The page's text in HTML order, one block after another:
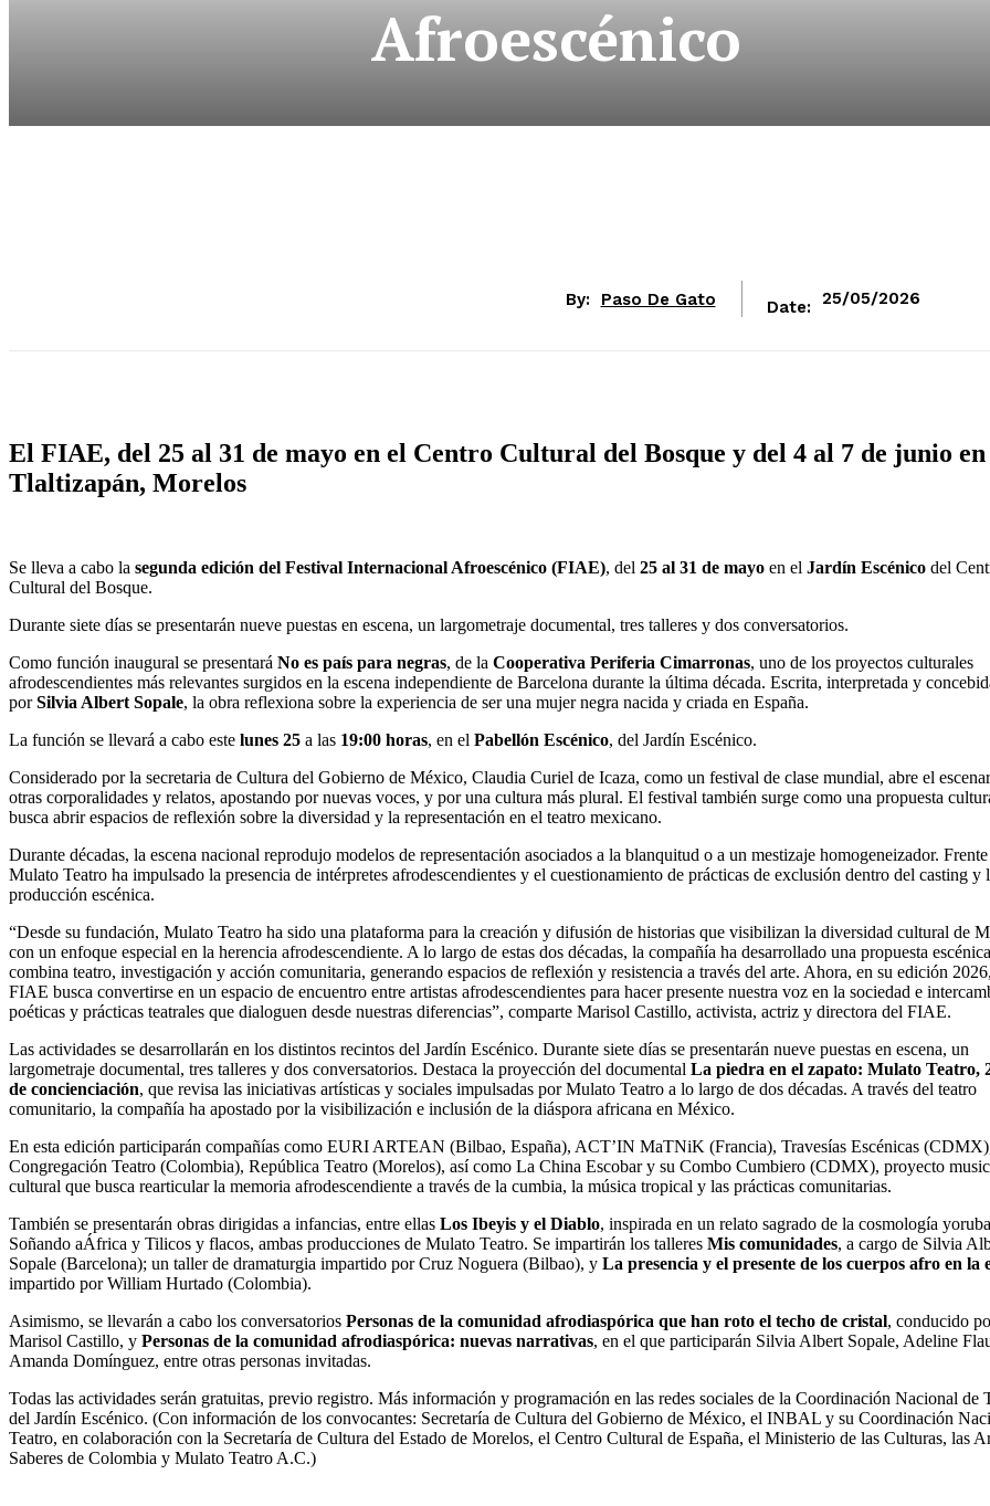
Afroescénico
By: Paso De Gato Date: 25/05/2026
El FIAE, del 25 al 31 de mayo en el Centro Cultural del Bosque y del 4 al 7 de junio en
Tlaltizapán, Morelos
Se lleva a cabo la segunda edición del Festival Internacional Afroescénico (FIAE), del 25 al 31 de mayo en el Jardín Escénico del
Cultural del Bosque.
Durante siete días se presentarán nueve puestas en escena, un largometraje documental, tres talleres y dos conversatorios.
Como función inaugural se presentará No es país para negras, de la Cooperativa Periferia Cimarronas, uno de los proyectos culturales
afrodescendientes más relevantes surgidos en la escena independiente de Barcelona durante la última década. Escrita, interpretada y
porSilvia Albert Sopale, la obra reflexiona sobre la experiencia de ser una mujer negra nacida y criada en España.
La función se llevará a cabo este lunes 25 a las 19:00 horas, en el Pabellón Escénico, del Jardín Escénico.
Considerado por la secretaria de Cultura del Gobierno de México, Claudia Curiel de Icaza, como un festival de clase mundial, abre el
otras corporalidades y relatos, apostando por nuevas voces, y por una cultura más plural. El festival también surge como una propuesta
busca abrir espacios de reflexión sobre la diversidad y la representación en el teatro mexicano.
Durante décadas, la escena nacional reprodujo modelos de representación asociados a la blanquitud o a un mestizaje homogeneizador.
Mulato Teatro ha impulsado la presencia de intérpretes afrodescendientes y el cuestionamiento de prácticas de exclusión dentro del casting y
producción escénica.
“Desde su fundación, Mulato Teatro ha sido una plataforma para la creación y difusión de historias que visibilizan la diversidad cultural de
con un enfoque especial en la herencia afrodescendiente. A lo largo de estas dos décadas, la compañía ha desarrollado una propuesta
combina teatro, investigación y acción comunitaria, generando espacios de reflexión y resistencia a través del arte. Ahora, en su edición
FIAE busca convertirse en un espacio de encuentro entre artistas afrodescendientes para hacer presente nuestra voz en la sociedad e
poéticas y prácticas teatrales que dialoguen desde nuestras diferencias”, comparte Marisol Castillo, activista, actriz y directora del FIAE.
Las actividades se desarrollarán en los distintos recintos del Jardín Escénico. Durante siete días se presentarán nueve puestas en escena, un
largometraje documental, tres talleres y dos conversatorios. Destaca la proyección del documental La piedra en el zapato: Mulato Teatro,
de concienciación, que revisa las iniciativas artísticas y sociales impulsadas por Mulato Teatro a lo largo de dos décadas. A través del teatro
comunitario, la compañía ha apostado por la visibilización e inclusión de la diáspora africana en México.
En esta edición participarán compañías como EURI ARTEAN (Bilbao, España), ACT’IN MaTNiK (Francia), Travesías Escénicas
Congregación Teatro (Colombia), República Teatro (Morelos), así como La China Escobar y su Combo Cumbiero (CDMX), proyecto
cultural que busca rearticular la memoria afrodescendiente a través de la cumbia, la música tropical y las prácticas comunitarias.
También se presentarán obras dirigidas a infancias, entre ellas Los Ibeyis y el Diablo, inspirada en un relato sagrado de la cosmología
Soñando aÁfrica y Tilicos y flacos, ambas producciones de Mulato Teatro. Se impartirán los talleres Mis comunidades, a cargo de Silvia
Sopale (Barcelona); un taller de dramaturgia impartido por Cruz Noguera (Bilbao), y La presencia y el presente de los cuerpos afro en la
impartido por William Hurtado (Colombia).
Asimismo, se llevarán a cabo los conversatorios Personas de la comunidad afrodiaspórica que han roto el techo de cristal, conducido
Marisol Castillo, y Personas de la comunidad afrodiaspórica: nuevas narrativas, en el que participarán Silvia Albert Sopale, Adeline
Amanda Domínguez, entre otras personas invitadas.
Todas las actividades serán gratuitas, previo registro. Más información y programación en las redes sociales de la Coordinación Nacional de
del Jardín Escénico. (Con información de los convocantes: Secretaría de Cultura del Gobierno de México, el INBAL y su Coordinación
Teatro, en colaboración con la Secretaría de Cultura del Estado de Morelos, el Centro Cultural de España, el Ministerio de las Culturas, las
Saberes de Colombia y Mulato Teatro A.C.)